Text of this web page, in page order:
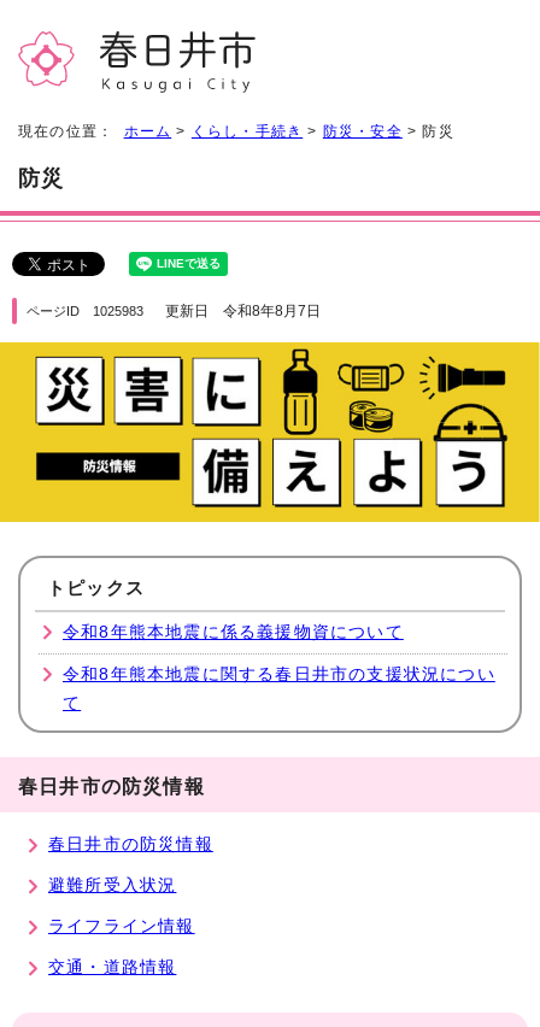
現在の位置： ホーム > くらし・手続き > 防災・安全 > 防災
防災
ページID 1025983 更新日 令和8年8月7日
トピックス
令和8年熊本地震に係る義援物資について
令和8年熊本地震に関する春日井市の支援状況につい
て
春日井市の防災情報
春日井市の防災情報
避難所受入状況
ライフライン情報
交通・道路情報